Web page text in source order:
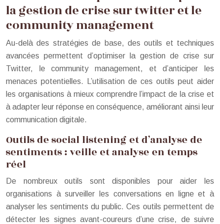
la gestion de crise sur twitter et le
community management
Au-delà des stratégies de base, des outils et techniques
avancées permettent d’optimiser la gestion de crise sur
Twitter, le community management, et d’anticiper les
menaces potentielles. L’utilisation de ces outils peut aider
les organisations à mieux comprendre l’impact de la crise et
à adapter leur réponse en conséquence, améliorant ainsi leur
communication digitale.
Outils de social listening et d’analyse de
sentiments : veille et analyse en temps
réel
De nombreux outils sont disponibles pour aider les
organisations à surveiller les conversations en ligne et à
analyser les sentiments du public. Ces outils permettent de
détecter les signes avant-coureurs d’une crise, de suivre